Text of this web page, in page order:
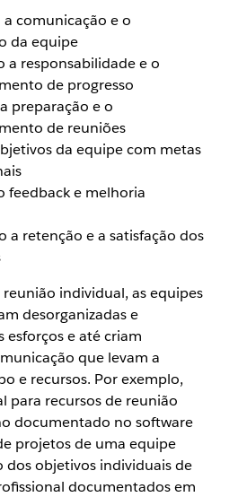
comunicação e o
da equipe
a responsabilidade e o
de progresso
preparação e o
de reuniões
da equipe com metas
feedback e melhoria
a retenção e a satisfação dos
individual, as equipes
desorganizadas e
esforços e até criam
que levam a
e recursos. Por exemplo,
para recursos de reunião
documentado no software
projetos de uma equipe
dos objetivos individuais de
documentados em